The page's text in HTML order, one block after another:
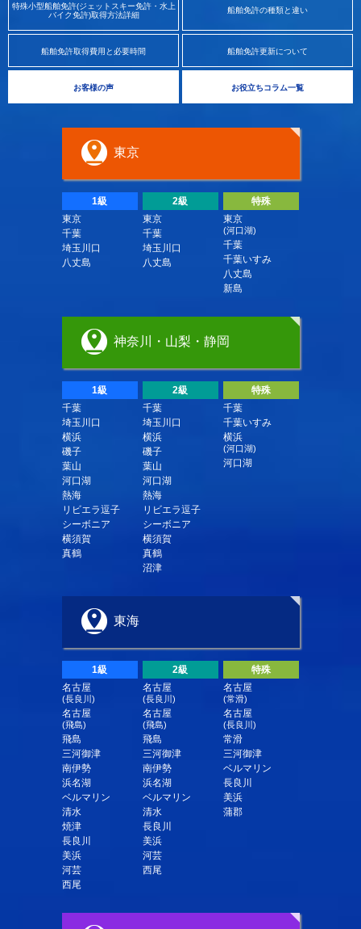
特殊小型船舶免許(ジェットスキー免許・水上
バイク免許)取得方法詳細
船舶免許の種類と違い
船舶免許取得費用と必要時間 船舶免許更新について
お客様の声 お役立ちコラム一覧
東京
1級
東京
千葉
埼玉川口
八丈島
2級
東京
千葉
埼玉川口
八丈島
特殊
東京
(河口湖)
千葉
千葉いすみ
八丈島
新島
神奈川・山梨・静岡
1級
千葉
埼玉川口
横浜
磯子
葉山
河口湖
熱海
リビエラ逗子
シーボニア
横須賀
真鶴
2級
千葉
埼玉川口
横浜
磯子
葉山
河口湖
熱海
リビエラ逗子
シーボニア
横須賀
真鶴
沼津
特殊
千葉
千葉いすみ
横浜
(河口湖)
河口湖
東海
1級
名古屋
(長良川)
名古屋
(飛島)
飛島
三河御津
南伊勢
浜名湖
ベルマリン
清水
焼津
長良川
美浜
河芸
西尾
2級
名古屋
(長良川)
名古屋
(飛島)
飛島
三河御津
南伊勢
浜名湖
ベルマリン
清水
長良川
美浜
河芸
西尾
特殊
名古屋
(常滑)
名古屋
(長良川)
常滑
三河御津
ベルマリン
長良川
美浜
蒲郡